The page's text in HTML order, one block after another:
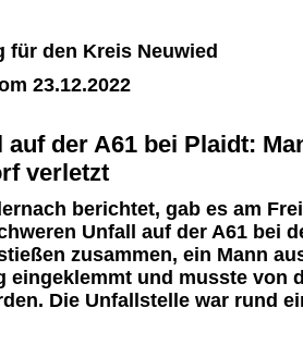
für den Kreis Neuwied
23.12.2022
der A61 bei Plaidt:
verletzt
berichtet, gab es am
Unfall auf der A61 bei
zusammen, ein Mann
eingeklemmt und musste von
Die Unfallstelle war rund